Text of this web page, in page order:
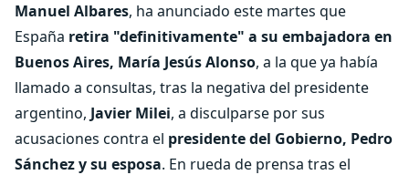
Manuel Albares, ha anunciado este martes que
España retira "definitivamente" a su embajadora en
Buenos Aires, María Jesús Alonso, a la que ya había
llamado a consultas, tras la negativa del presidente
argentino, Javier Milei, a disculparse por sus
acusaciones contra el presidente del Gobierno, Pedro
Sánchez y su esposa. En rueda de prensa tras el